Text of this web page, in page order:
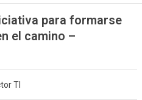
para formarse
el camino –
TI